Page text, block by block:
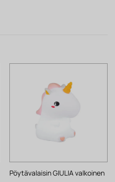
Pöytävalaisin GIULIA valkoinen